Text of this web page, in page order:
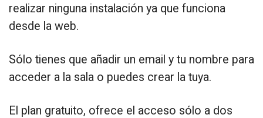
realizar ninguna instalación ya que funciona
desde la web.
Sólo tienes que añadir un email y tu nombre para
acceder a la sala o puedes crear la tuya.
El plan gratuito, ofrece el acceso sólo a dos